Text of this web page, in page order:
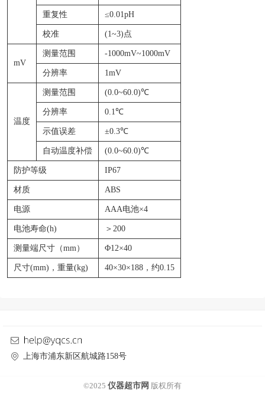
重复性 ≤0.01pH
校准 (1~3)点
mV
测量范围 -1000mV~1000mV
分辨率 1mV
温度
测量范围 (0.0~60.0)℃
分辨率 0.1℃
示值误差 ±0.3℃
自动温度补偿 (0.0~60.0)℃
防护等级 IP67
材质 ABS
电源 AAA电池×4
电池寿命(h) ＞200
测量端尺寸（mm） Φ12×40
尺寸(mm)，重量(kg) 40×30×188，约0.15
上海市浦东新区航城路158号
©2025 仪器超市网 版权所有